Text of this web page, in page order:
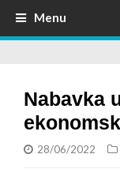
Menu
Nabavka
28/06/2022